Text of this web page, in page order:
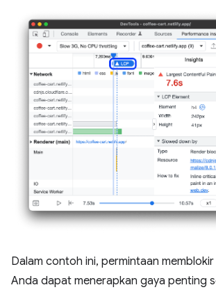
Dalam contoh ini, permintaan
Anda dapat menerapkan gaya penting